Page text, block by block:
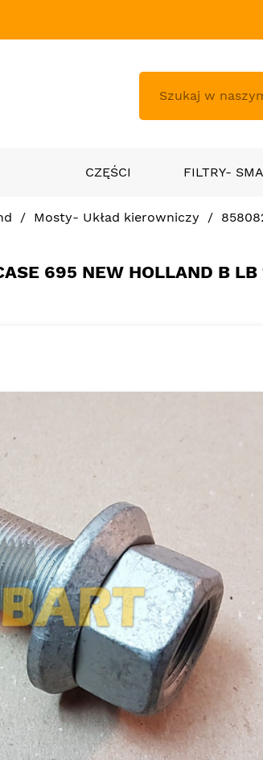
CZĘŚCI FILTRY-
Mosty- Układ kierowniczy
695 NEW HOLLAND B LB